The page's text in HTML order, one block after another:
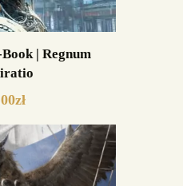
| Regnum
zł